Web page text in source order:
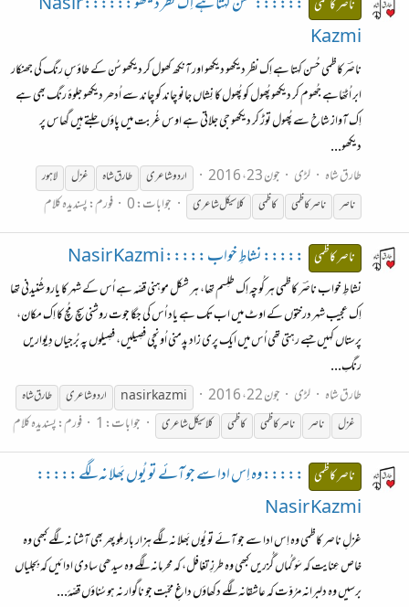
ناصر کاظمی
Kazmi
ناصؔرکاظمی حُسن کہتا ہے اِک نظر دیکھو دیکھو اور آنکھ کھول کر دیکھو سُن کے طاؤسِ رنگ کی جھنکار
ابر اُٹھّاہے جُھوم کر دیکھو پُھول کو پُھول کا نِشاں جانو چاند کو چاند سے اُدھر دیکھو جلوۂ رنگ بھی ہے
اِک آواز شاخ سے پُھول توڑ کر دیکھو جی جلاتی ہے اوس غُربت میں پاؤں جلتے ہیں گھاس پر
دیکھو...
طارق شاہ
لڑی جون 23، 2016 اردو شاعری طارق شاہ غزل
لاہور
ناصر
ناصرکاظمی کاظمی کلاسیکل شاعری جوابات: 0 فورم:پسندیدہ کلام
ناصر کاظمی ::::: نشاطِ خواب ::::: Nasir Kazmi
نشاطِ خواب ناصؔر کاظمی ہر کُوچہ اِک طلِسم تھا، ہر شکل موہنی قصّہ ہے اُس کے شہر کا یارو شُنیدنی تھا
اِک عجیب شہر درختوں کے اوٹ میں اب تک ہے یاد اُس کی جگا جوت روشنی سچ مُچ کا اِک مکان،
پرستاں کہیں جسے رہتی تھی اُس میں ایک پری زاد پدمنی اُونچی فصِیلیں، فصِیلوں پہ بُرجیاں دِیواریں
رنگِ...
طارق شاہ
لڑی جون 22، 2016 nasir kazmi اردو شاعری
طارق شاہ
غزل
ناصر ناصرکاظمی کاظمی کلاسیکل شاعری جوابات: 1 فورم:پسندیدہ کلام
ناصر کاظمی ::::: وہ اِس ادا سے جو آئے تو یُوں بَھلا نہ لگے :::::
Nasir Kazmi
غزلِ ناصر کاظمی وہ اِس ادا سے جو آئے تو یُوں بَھلا نہ لگے ہزار بار مِلو پھر بھی آشنا نہ لگے کبھی وہ
خاص عِنایت کہ سَو گُماں گُزریں کبھی وہ طرزِ تغافل، کہ محرمانہ لگے وہ سیدھی سادی ادائیں کہ بِجلیاں
برسیں وہ دلبرانہ مرُوّت کہ عاشقانہ لگے دکھاؤں داغِ محبّت جو ناگوار نہ ہو سُناؤں قصّۂ...